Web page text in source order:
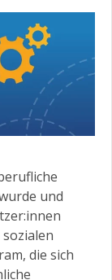
und
die sich